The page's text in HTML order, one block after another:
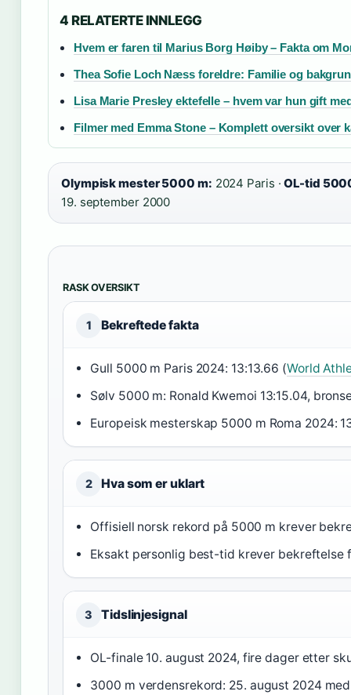
4 RELATERTE INNLEGG
Hvem er faren til Marius Borg Høiby – Fakta om
Thea Sofie Loch Næss foreldre: Familie og
Lisa Marie Presley ektefelle – hvem var hun gift
Filmer med Emma Stone – Komplett oversikt over
Olympisk mester 5000 m: 2024 Paris ·OL-tid
19. september 2000
RASK OVERSIKT
1 Bekreftede fakta
Gull 5000 m Paris 2024: 13:13.66 (World
Sølv 5000 m: Ronald Kwemoi 13:15.04,
Europeisk mesterskap 5000 m Roma 2024:
2 Hva som er uklart
Offisiell norsk rekord på 5000 m krever
Eksakt personlig best-tid krever bekreftelse
3 Tidslinjesignal
OL-finale 10. august 2024, fire dager etter
3000 m verdensrekord: 25. august 2024 med